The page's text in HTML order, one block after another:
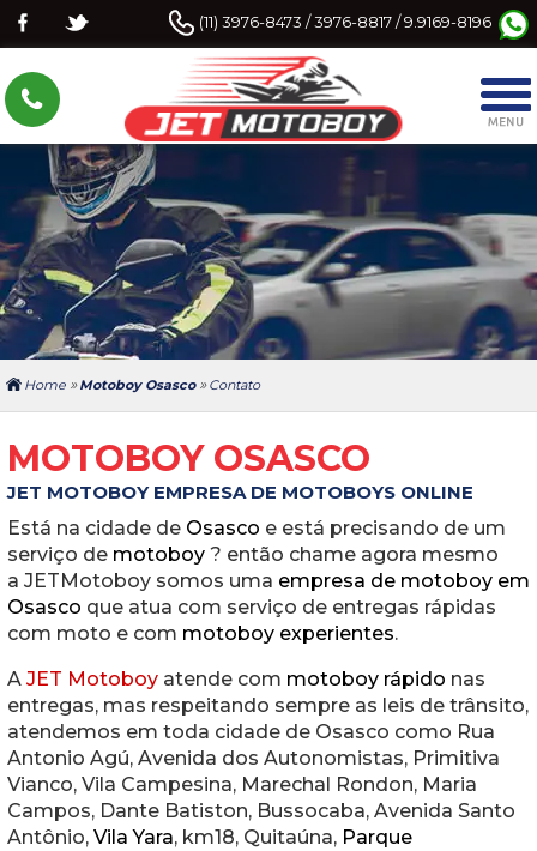
(11) 3976-8473 / 3976-8817 / 9.9169-8196
Home » Motoboy Osasco » Contato
MOTOBOY OSASCO
JET MOTOBOY EMPRESA DE MOTOBOYS ONLINE
Está na cidade de Osasco e está precisando de um
serviço de motoboy ? então chame agora mesmo
a JETMotoboy somos uma empresa de motoboy em
Osasco que atua com serviço de entregas rápidas
com moto e com motoboy experientes.
AJET Motoboy atende com motoboy rápido nas
entregas, mas respeitando sempre as leis de trânsito,
atendemos em toda cidade de Osasco como Rua
Antonio Agú, Avenida dos Autonomistas, Primitiva
Vianco, Vila Campesina, Marechal Rondon, Maria
Campos, Dante Batiston, Bussocaba, Avenida Santo
Antônio,Vila Yara, km18, Quitaúna, Parque